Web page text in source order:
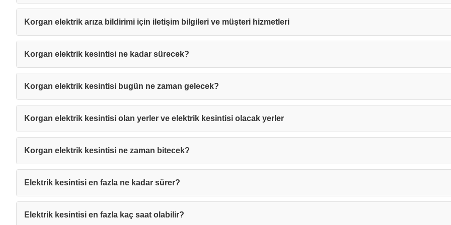
Korgan elektrik arıza bildirimi için iletişim bilgileri ve müşteri hizmetleri
Korgan elektrik kesintisi ne kadar sürecek?
Korgan elektrik kesintisi bugün ne zaman gelecek?
Korgan elektrik kesintisi olan yerler ve elektrik kesintisi olacak yerler
Korgan elektrik kesintisi ne zaman bitecek?
Elektrik kesintisi en fazla ne kadar sürer?
Elektrik kesintisi en fazla kaç saat olabilir?